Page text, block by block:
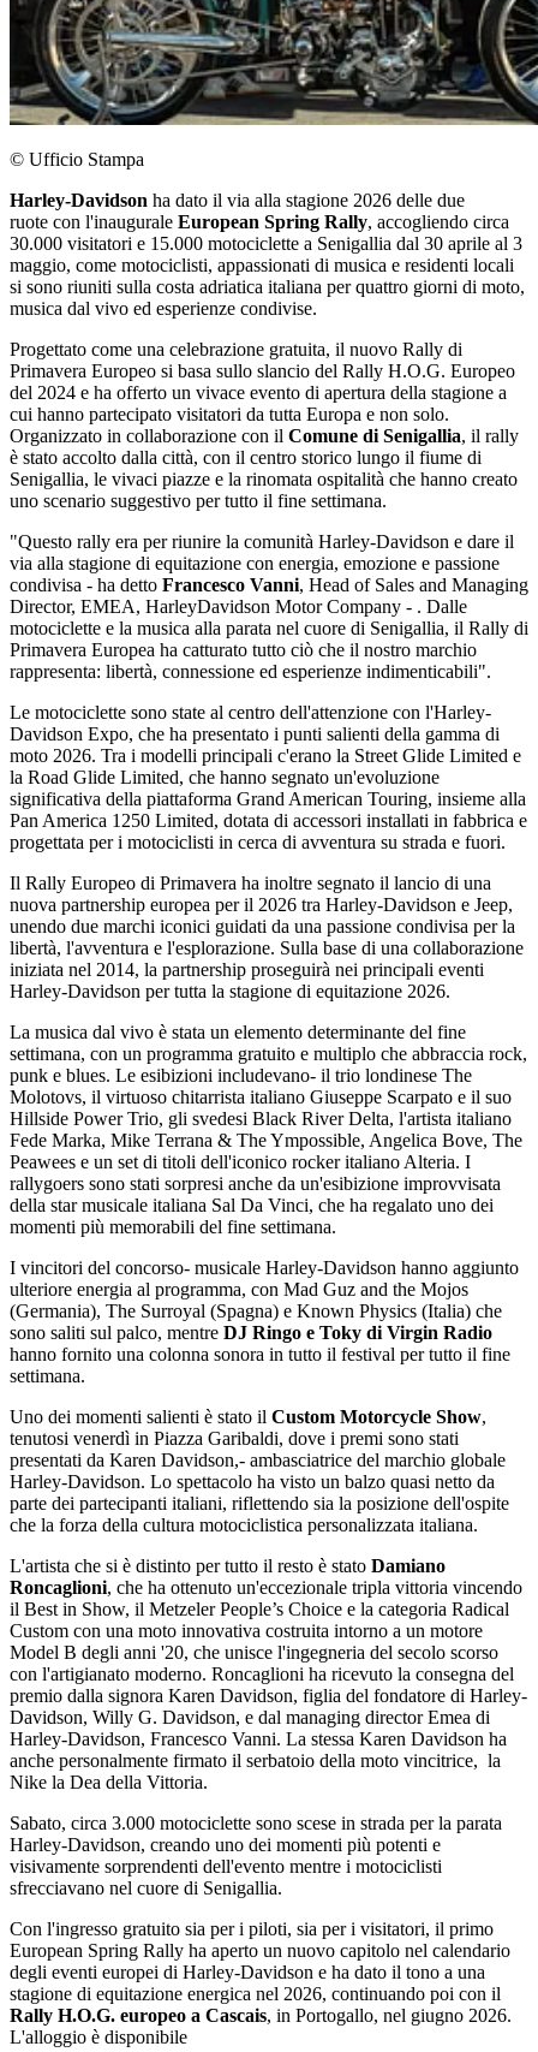
© Ufficio Stampa
Harley-Davidson ha dato il via alla stagione 2026 delle due
ruote con l'inaugurale European Spring Rally, accogliendo circa
30.000 visitatori e 15.000 motociclette a Senigallia dal 30 aprile al 3
maggio, come motociclisti, appassionati di musica e residenti locali
si sono riuniti sulla costa adriatica italiana per quattro giorni di moto,
musica dal vivo ed esperienze condivise.
Progettato come una celebrazione gratuita, il nuovo Rally di
Primavera Europeo si basa sullo slancio del Rally H.O.G. Europeo
del 2024 e ha offerto un vivace evento di apertura della stagione a
cui hanno partecipato visitatori da tutta Europa e non solo.
Organizzato in collaborazione con il Comune di Senigallia, il rally
è stato accolto dalla città, con il centro storico lungo il fiume di
Senigallia, le vivaci piazze e la rinomata ospitalità che hanno creato
uno scenario suggestivo per tutto il fine settimana.
"Questo rally era per riunire la comunità Harley-Davidson e dare il
via alla stagione di equitazione con energia, emozione e passione
condivisa - ha detto Francesco Vanni, Head of Sales and Managing
Director, EMEA, HarleyDavidson Motor Company - . Dalle
motociclette e la musica alla parata nel cuore di Senigallia, il Rally di
Primavera Europea ha catturato tutto ciò che il nostro marchio
rappresenta: libertà, connessione ed esperienze indimenticabili".
Le motociclette sono state al centro dell'attenzione con l'Harley-
Davidson Expo, che ha presentato i punti salienti della gamma di
moto 2026. Tra i modelli principali c'erano la Street Glide Limited e
la Road Glide Limited, che hanno segnato un'evoluzione
significativa della piattaforma Grand American Touring, insieme alla
Pan America 1250 Limited, dotata di accessori installati in fabbrica e
progettata per i motociclisti in cerca di avventura su strada e fuori.
Il Rally Europeo di Primavera ha inoltre segnato il lancio di una
nuova partnership europea per il 2026 tra Harley-Davidson e Jeep,
unendo due marchi iconici guidati da una passione condivisa per la
libertà, l'avventura e l'esplorazione. Sulla base di una collaborazione
iniziata nel 2014, la partnership proseguirà nei principali eventi
Harley-Davidson per tutta la stagione di equitazione 2026.
La musica dal vivo è stata un elemento determinante del fine
settimana, con un programma gratuito e multiplo che abbraccia rock,
punk e blues. Le esibizioni includevano‑ il trio londinese The
Molotovs, il virtuoso chitarrista italiano Giuseppe Scarpato e il suo
Hillside Power Trio, gli svedesi Black River Delta, l'artista italiano
Fede Marka, Mike Terrana & The Ympossible, Angelica Bove, The
Peawees e un set di titoli dell'iconico rocker italiano Alteria. I
rallygoers sono stati sorpresi anche da un'esibizione improvvisata
della star musicale italiana Sal Da Vinci, che ha regalato uno dei
momenti più memorabili del fine settimana.
I vincitori del concorso‑ musicale Harley-Davidson hanno aggiunto
ulteriore energia al programma, con Mad Guz and the Mojos
(Germania), The Surroyal (Spagna) e Known Physics (Italia) che
sono saliti sul palco, mentre DJ Ringo e Toky di Virgin Radio
hanno fornito una colonna sonora in tutto il festival per tutto il fine
settimana.
Uno dei momenti salienti è stato il Custom Motorcycle Show,
tenutosi venerdì in Piazza Garibaldi, dove i premi sono stati
presentati da Karen Davidson,‑ ambasciatrice del marchio globale
Harley-Davidson. Lo spettacolo ha visto un balzo quasi netto da
parte dei partecipanti italiani, riflettendo sia la posizione dell'ospite
che la forza della cultura motociclistica personalizzata italiana.
L'artista che si è distinto per tutto il resto è stato Damiano
Roncaglioni, che ha ottenuto un'eccezionale tripla vittoria vincendo
il Best in Show, il Metzeler People’s Choice e la categoria Radical
Custom con una moto innovativa costruita intorno a un motore
Model B degli anni '20, che unisce l'ingegneria del secolo scorso
con l'artigianato moderno. Roncaglioni ha ricevuto la consegna del
premio dalla signora Karen Davidson, figlia del fondatore di Harley-
Davidson, Willy G. Davidson, e dal managing director Emea di
Harley-Davidson, Francesco Vanni. La stessa Karen Davidson ha
anche personalmente firmato il serbatoio della moto vincitrice, la
Nike la Dea della Vittoria.
Sabato, circa 3.000 motociclette sono scese in strada per la parata
Harley-Davidson, creando uno dei momenti più potenti e
visivamente sorprendenti dell'evento mentre i motociclisti
sfrecciavano nel cuore di Senigallia.
Con l'ingresso gratuito sia per i piloti, sia per i visitatori, il primo
European Spring Rally ha aperto un nuovo capitolo nel calendario
degli eventi europei di Harley-Davidson e ha dato il tono a una
stagione di equitazione energica nel 2026, continuando poi con il
Rally H.O.G. europeo a Cascais, in Portogallo, nel giugno 2026.
L'alloggio è disponibile